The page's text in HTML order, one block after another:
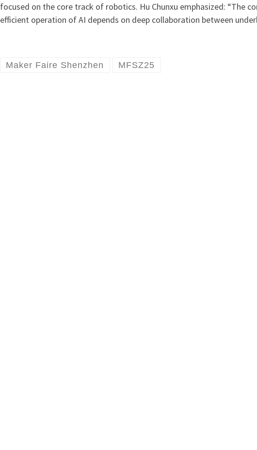
focused on the core track of robotics. Hu Chunxu emphasized: “The
efficient operation of AI depends on deep collaboration between
Maker Faire Shenzhen MFSZ25